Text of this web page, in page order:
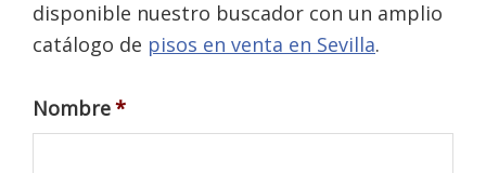
disponible nuestro buscador con un amplio
catálogo de pisos en venta en Sevilla.
Nombre*